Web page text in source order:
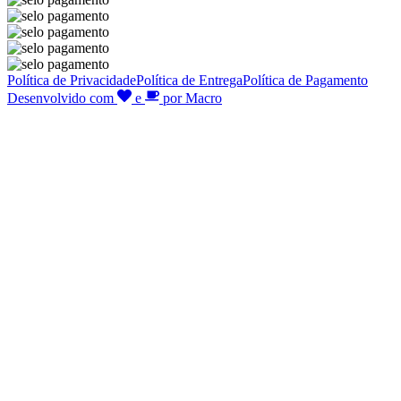
Política de PrivacidadePolítica de EntregaPolítica de Pagamento
Desenvolvido com
e por Macro